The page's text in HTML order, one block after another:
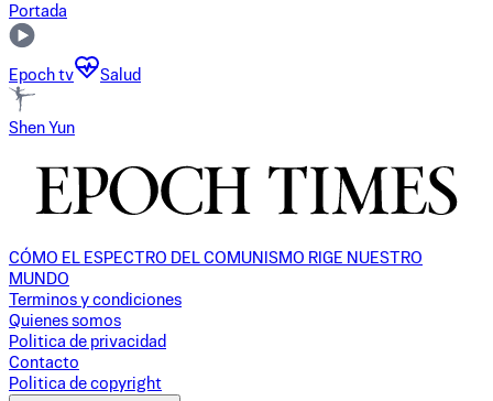
Portada
Epoch tv Salud
Shen Yun
CÓMO EL ESPECTRO DEL COMUNISMO RIGE NUESTRO
MUNDO
Terminos y condiciones
Quienes somos
Politica de privacidad
Contacto
Politica de copyright